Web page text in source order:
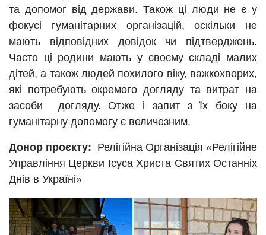
та допомог від держави. Також ці люди не є у
фокусі гуманітарних організацій, оскільки не
мають відповідних довідок чи підтверджень.
Часто ці родини мають у своєму складі малих
дітей, а також людей похилого віку, важкохворих,
які потребують окремого догляду та витрат на
засоби догляду. Отже і запит з їх боку на
гуманітарну допомогу є величезним.
Донор проєкту: Релігійна Організація «Релігійне
Управління Церкви Ісуса Христа Святих Останніх
Днів в Україні»